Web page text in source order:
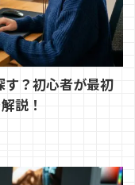
す？初心者が最初
説！